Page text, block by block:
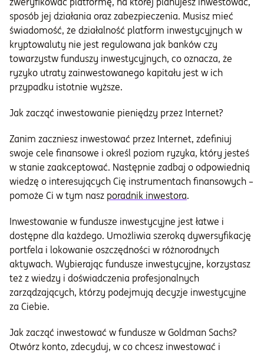
sposób jej działania oraz zabezpieczenia. Musisz mieć
świadomość, że działalność platform inwestycyjnych w
kryptowaluty nie jest regulowana jak banków czy
towarzystw funduszy inwestycyjnych, co oznacza, że
ryzyko utraty zainwestowanego kapitału jest w ich
przypadku istotnie wyższe.
Jak zacząć inwestowanie pieniędzy przez Internet?
Zanim zaczniesz inwestować przez Internet, zdefiniuj
swoje cele finansowe i określ poziom ryzyka, który jesteś
w stanie zaakceptować. Następnie zadbaj o odpowiednią
wiedzę o interesujących Cię instrumentach finansowych –
pomoże Ci w tym nasz poradnik inwestora.
Inwestowanie w fundusze inwestycyjne jest łatwe i
dostępne dla każdego. Umożliwia szeroką dywersyfikację
portfela i lokowanie oszczędności w różnorodnych
aktywach. Wybierając fundusze inwestycyjne, korzystasz
też z wiedzy i doświadczenia profesjonalnych
zarządzających, którzy podejmują decyzje inwestycyjne
za Ciebie.
Jak zacząć inwestować w fundusze w Goldman Sachs?
Otwórz konto, zdecyduj, w co chcesz inwestować i